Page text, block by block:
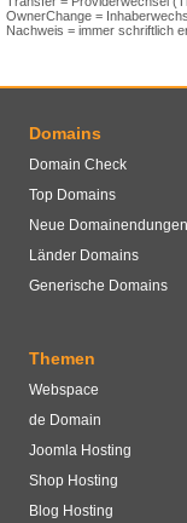
OwnerChange =
Nachweis = immer schriftlich
Domains
Domain Check
Top Domains
Neue Domainendungen
Länder Domains
Generische Domains
Themen
Webspace
de Domain
Joomla Hosting
Shop Hosting
Blog Hosting